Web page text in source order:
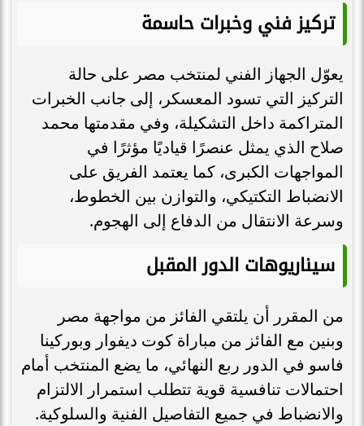
تركيز فني وخبرات حاسمة
يعوّل الجهاز الفني لمنتخب مصر على حالة
التركيز التي تسود المعسكر، إلى جانب الخبرات
المتراكمة داخل التشكيلة، وفي مقدمتها محمد
صلاح الذي يمثل عنصرًا قياديًا مؤثرًا في
المواجهات الكبرى، كما يعتمد الفريق على
الانضباط التكتيكي، والتوازن بين الخطوط،
وسرعة الانتقال من الدفاع إلى الهجوم.
سيناريوهات الدور المقبل
من المقرر أن يلتقي الفائز من مواجهة مصر
وبنين مع الفائز من مباراة كوت ديفوار وبوركينا
فاسو في الدور ربع النهائي، ما يضع المنتخب أمام
احتمالات تنافسية قوية تتطلب استمرار الالتزام
والانضباط في جميع التفاصيل الفنية والسلوكية.